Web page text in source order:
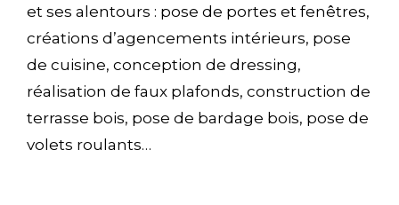
et ses alentours : pose de portes et fenêtres,
créations d’agencements intérieurs, pose
de cuisine, conception de dressing,
réalisation de faux plafonds, construction de
terrasse bois, pose de bardage bois, pose de
volets roulants…